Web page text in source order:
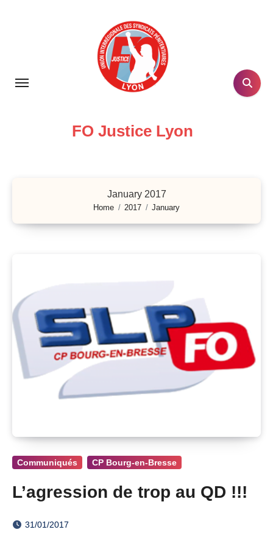
FO Justice Lyon
January 2017
Home 2017 January
Communiqués CP Bourg-en-Bresse
L’agression de trop au QD !!!
31/01/2017